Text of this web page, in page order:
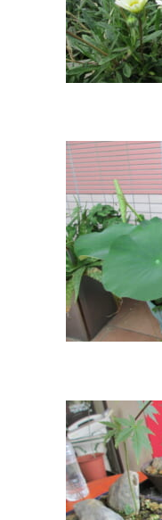
トト
可愛ら